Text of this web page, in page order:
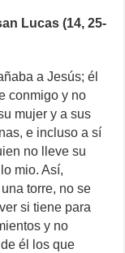
Lucas (14, 25-
a Jesús; él
conmigo y no
mujer y a sus
e incluso a sí
no lleve su
mio. Así,
torre, no se
si tiene para
y no
él los que